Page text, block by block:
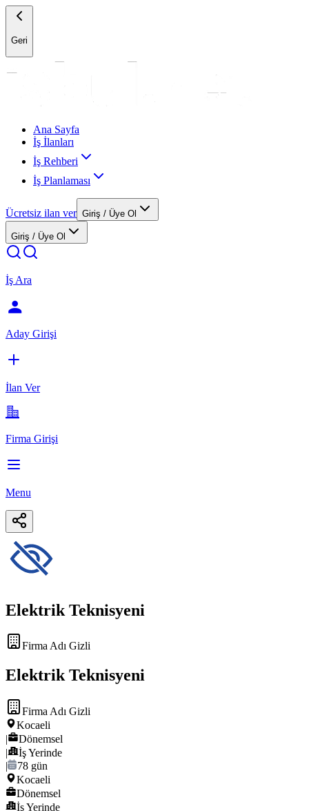
Geri
Ana Sayfa
İş İlanları
İş Rehberi
İş Planlaması
Ücretsiz ilan ver Giriş / Üye Ol
Giriş / Üye Ol
İş Ara
Aday Girişi
İlan Ver
Firma Girişi
Menu
Elektrik Teknisyeni
Firma Adı Gizli
Elektrik Teknisyeni
Firma Adı Gizli
Kocaeli
|
Dönemsel
|
İş Yerinde
|
78 gün
Kocaeli
Dönemsel
İş Yerinde